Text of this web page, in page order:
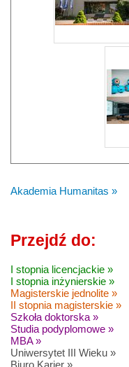
Akademia Humanitas »
Przejdź do:
I stopnia licencjackie »
I stopnia inżynierskie »
Magisterskie jednolite »
II stopnia magisterskie »
Szkoła doktorska »
Studia podyplomowe »
MBA »
Uniwersytet III Wieku »
Biuro Karier »